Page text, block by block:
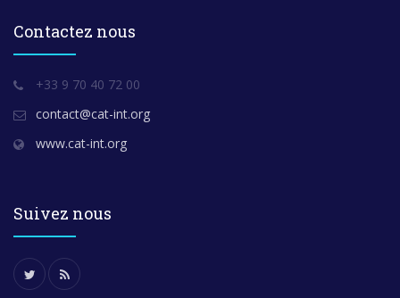
Contactez nous
+33 9 70 40 72 00
contact@cat-int.org
www.cat-int.org
Suivez nous